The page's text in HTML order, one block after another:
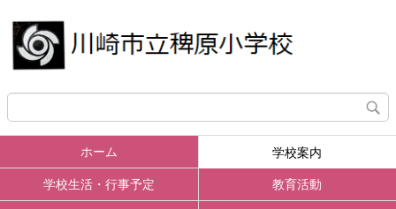
ホーム 学校案内
学校生活・行事予定 教育活動